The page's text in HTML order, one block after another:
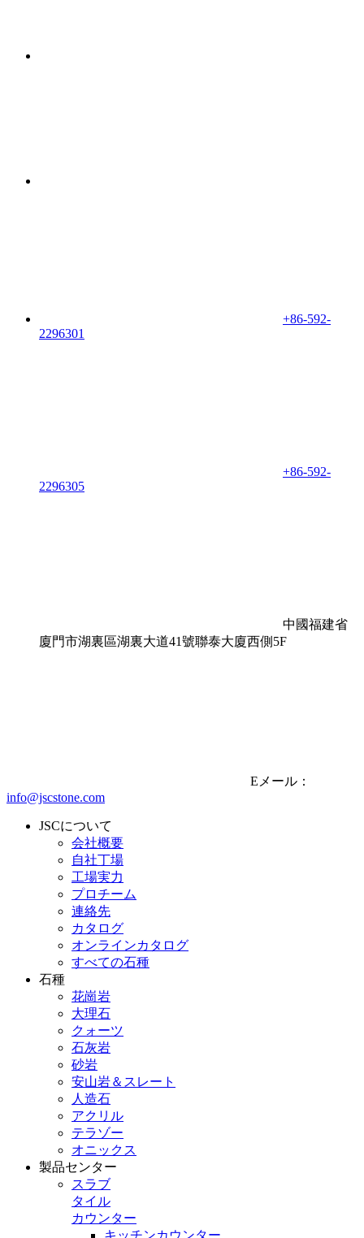
+86-592-
2296301
+86-592-
2296305
中國福建省
廈門市湖裏區湖裏大道41號聯泰大廈西側5F
Eメール：
info@jscstone.com
JSCについて
会社概要
自社丁場
工場実力
プロチーム
連絡先
カタログ
オンラインカタログ
すべての石種
石種
花崗岩
大理石
クォーツ
石灰岩
砂岩
安山岩＆スレート
人造石
アクリル
テラゾー
オニックス
製品センター
スラブ
タイル
カウンター